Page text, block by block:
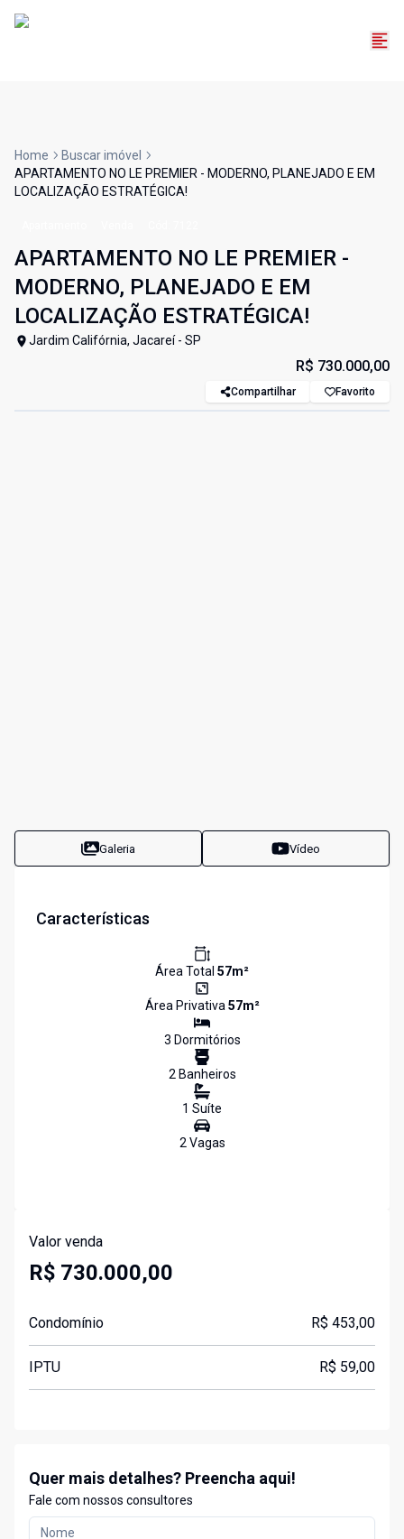
Home
Buscar imóvel
APARTAMENTO NO LE PREMIER - MODERNO, PLANEJADO E EM
LOCALIZAÇÃO ESTRATÉGICA!
APARTAMENTO NO LE PREMIER -
MODERNO, PLANEJADO E EM
LOCALIZAÇÃO ESTRATÉGICA!
Jardim Califórnia, Jacareí - SP
R$ 730.000,00
Compartilhar Favorito
Galeria Vídeo
Características
Área Total 57m²
Área Privativa57m²
3 Dormitórios
2Banheiros
1 Suíte
2Vagas
Valor venda
R$ 730.000,00
Condomínio R$ 453,00
IPTU R$ 59,00
Quer mais detalhes? Preencha aqui!
Fale com nossos consultores